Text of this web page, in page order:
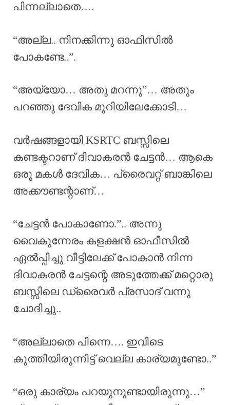
പിന്നല്ലാതെ….
“അല്ല.. നിനക്കിന്നു ഓഫിസിൽ
പോകണ്ടേ..”.
“അയ്യോ… അതു മറന്നു”… അതും
പറഞ്ഞു ദേവിക മുറിയിലേക്കോടി…
വർഷങ്ങളായി KSRTC ബസ്സിലെ
കണ്ടക്ടറാണ് ദിവാകരൻ ചേട്ടൻ… ആകെ
ഒരു മകൾ ദേവിക… പ്രൈവറ്റ് ബാങ്കിലെ
അക്കൗണ്ടന്റാണ്…
“ചേട്ടൻ പോകാണോ.”.. അന്നു
വൈകുന്നേരം കളക്ഷൻ ഓഫീസിൽ
ഏൽപ്പിച്ചു വീട്ടിലേക്ക് പോകാൻ നിന്ന
ദിവാകരൻ ചേട്ടന്റെ അടുത്തേക്ക് മറ്റൊരു
ബസ്സിലെ ഡ്രൈവർ പ്രസാദ് വന്നു
ചോദിച്ചു..
“അല്ലാതെ പിന്നെ…. ഇവിടെ
കുത്തിയിരുന്നിട്ട് വെല്ല കാര്യമുണ്ടോ..”
“ഒരു കാര്യം പറയുനുണ്ടായിരുന്നു…”